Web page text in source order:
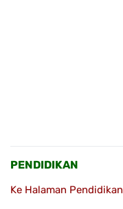
PENDIDIKAN
Ke Halaman Pendidikan